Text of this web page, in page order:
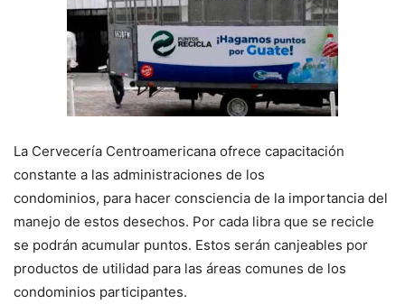
La Cervecería Centroamericana ofrece capacitación
constante a las administraciones de los
condominios, para hacer consciencia de la importancia del
manejo de estos desechos. Por cada libra que se recicle
se podrán acumular puntos. Estos serán canjeables por
productos de utilidad para las áreas comunes de los
condominios participantes.